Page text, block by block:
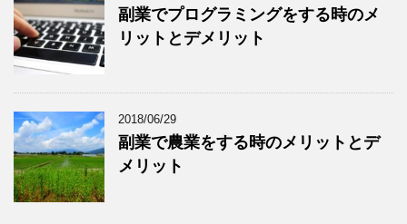
副業でプログラミングをする時のメ
リットとデメリット
2018/06/29
副業で農業をする時のメリットとデ
メリット